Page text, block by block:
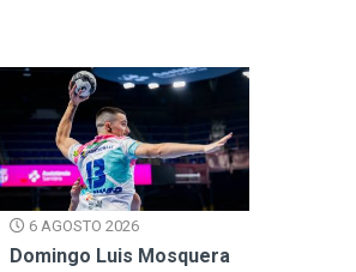
6 AGOSTO 2026
Domingo Luis Mosquera